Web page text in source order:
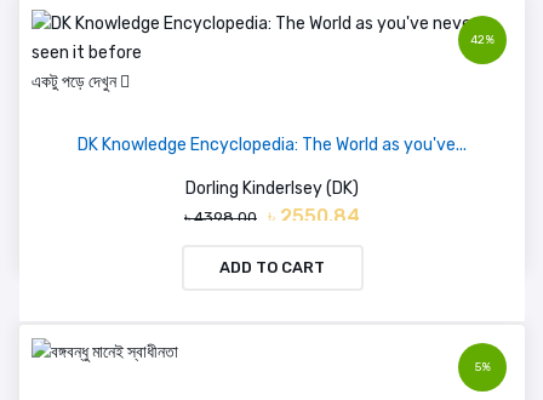
42%
একটু পড়ে দেখুন
DK Knowledge Encyclopedia: The World as you've...
Dorling Kinderlsey (DK)
৳ 4398.00 ৳ 2550.84
ADD TO CART
5%